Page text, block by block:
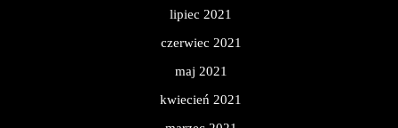
lipiec 2021
czerwiec 2021
maj 2021
kwiecień 2021